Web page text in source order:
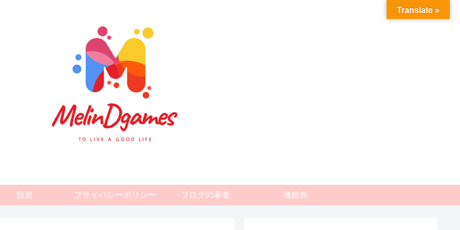
投資 プライバシーポリシー ブログの著者 連絡先
Translate »